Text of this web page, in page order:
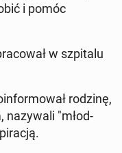
i pomóc
w szpi­ta­lu
rodzinę,
na­zy­wa­li "młod­